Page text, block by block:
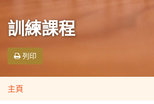
訓練課程
列印
主頁